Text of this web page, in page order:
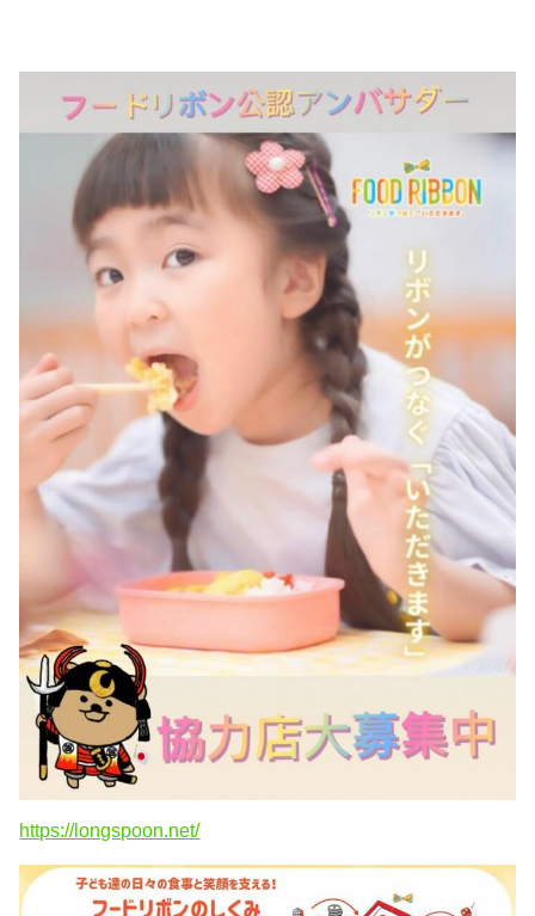
https://longspoon.net/